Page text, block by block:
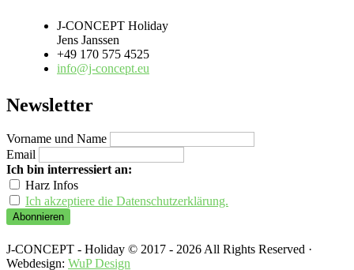
J-CONCEPT Holiday
Jens Janssen
+49 170 575 4525
info@j-concept.eu
Newsletter
Vorname und Name
Email
Ich bin interressiert an:
Harz Infos
Ich akzeptiere die Datenschutzerklärung.
J-CONCEPT - Holiday © 2017 - 2026 All Rights Reserved ·
Webdesign: WuP Design